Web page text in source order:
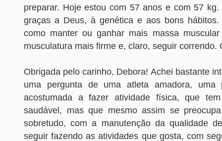
preparar. Hoje estou com 57 anos e com 57
graças a Deus, à genética e aos bons
como manter ou ganhar mais massa
musculatura mais firme e, claro, seguir correndo.
Obrigada pelo carinho, Debora! Achei bastante
uma pergunta de uma atleta amadora, uma
acostumada a fazer atividade física, que
saudável, mas que mesmo assim se
sobretudo, com a manutenção da qualidade
seguir fazendo as atividades que gosta, com